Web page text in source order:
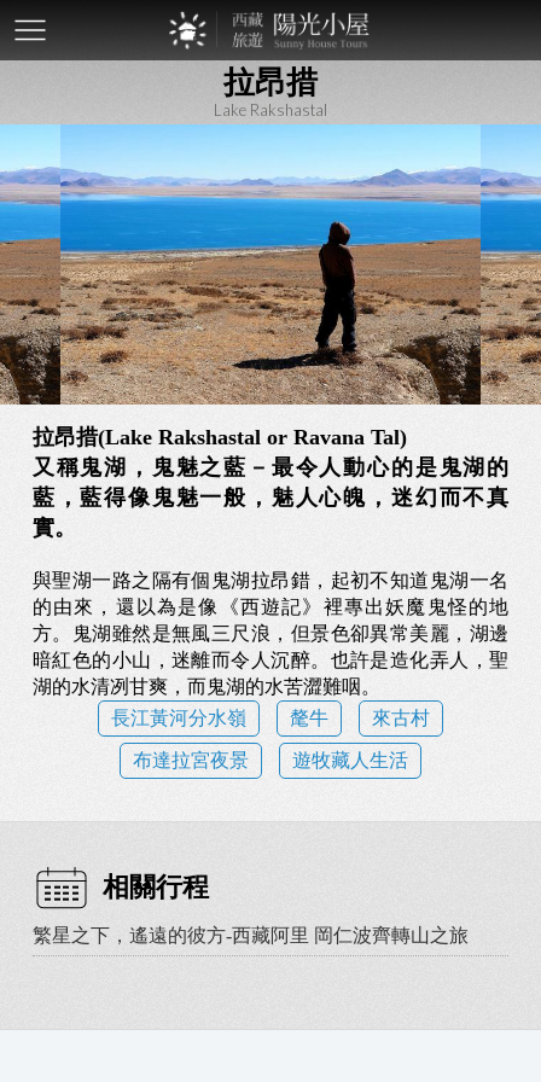
拉昂措
Lake Rakshastal
拉昂措(Lake Rakshastal or Ravana Tal)
又稱鬼湖，鬼魅之藍－最令人動心的是鬼湖的
藍，藍得像鬼魅一般，魅人心魄，迷幻而不真
實。
與聖湖一路之隔有個鬼湖拉昂錯，起初不知道鬼湖一名
的由來，還以為是像《西遊記》裡專出妖魔鬼怪的地
方。鬼湖雖然是無風三尺浪，但景色卻異常美麗，湖邊
暗紅色的小山，迷離而令人沉醉。也許是造化弄人，聖
湖的水清冽甘爽，而鬼湖的水苦澀難咽。
長江黃河分水嶺
氂牛 來古村
布達拉宮夜景 遊牧藏人生活
相關行程
繁星之下，遙遠的彼方-西藏阿里 岡仁波齊轉山之旅